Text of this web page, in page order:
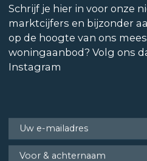
Schrijf je hier in voor onze
marktcijfers en bijzonder
op de hoogte van ons
woningaanbod? Volg ons
Instagram